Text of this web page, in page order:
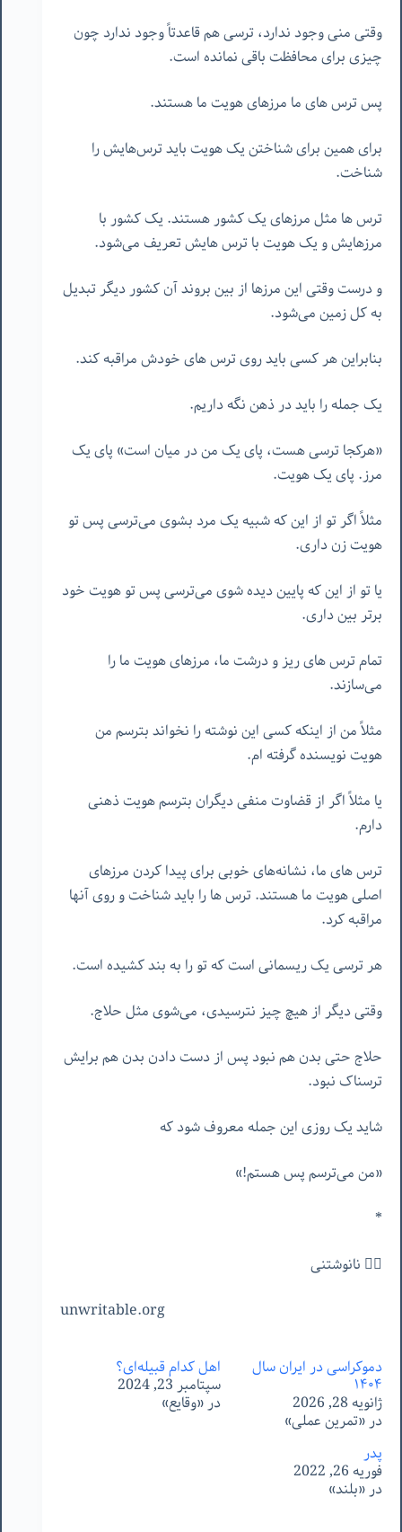
وقتی منی وجود ندارد، ترسی هم قاعدتاً وجود ندارد چون
چیزی برای محافظت باقی نمانده است.
پس ترس های ما مرزهای هویت ما هستند.
برای همین برای شناختن یک هویت باید ترس‌هایش را
شناخت.
ترس ها مثل مرزهای یک کشور هستند. یک کشور با
مرزهایش و یک هویت با ترس هایش تعریف می‌شود.
و درست وقتی این مرزها از بین بروند آن کشور دیگر تبدیل
به کل زمین می‌شود.
بنابراین هر کسی باید روی ترس های خودش مراقبه کند.
یک جمله را باید در ذهن نگه داریم.
«هرکجا ترسی هست، پای یک من در میان است» پای یک
مرز. پای یک هویت.
مثلاً اگر تو از این که شبیه یک مرد بشوی می‌ترسی پس تو
هویت زن داری.
یا تو از این که پایین دیده شوی می‌ترسی پس تو هویت خود
برتر بین داری.
تمام ترس های ریز و درشت ما، مرزهای هویت ما را
می‌سازند.
مثلاً من از اینکه کسی این نوشته را نخواند بترسم من
هویت نویسنده گرفته ام.
یا مثلاً اگر از قضاوت منفی دیگران بترسم هویت ذهنی
دارم.
ترس های ما، نشانه‌های خوبی برای پیدا کردن مرزهای
اصلی هویت ما هستند. ترس ها را باید شناخت و روی آنها
مراقبه کرد.
هر ترسی یک ریسمانی است که تو را به بند کشیده است.
وقتی دیگر از هیچ چیز نترسیدی، می‌شوی مثل حلاج.
حلاج حتی بدن هم نبود پس از دست دادن بدن هم برایش
ترسناک نبود.
شاید یک روزی این جمله معروف شود که
«من می‌ترسم پس هستم!»
*
✍🏻 نانوشتنی
unwritable.org
دموکراسی در ایران سال
۱۴۰۴
ژانویه 28, 2026
در «تمرین عملی»
اهل کدام قبیله‌ای؟
سپتامبر 23, 2024
در «وقایع»
پدر
فوریه 26, 2022
در «بلند»